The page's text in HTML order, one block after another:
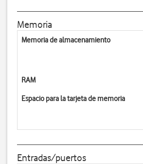
Memoria
Memoria de almacenamiento
RAM
Espacio para la tarjeta de memoria
Entradas/puertos